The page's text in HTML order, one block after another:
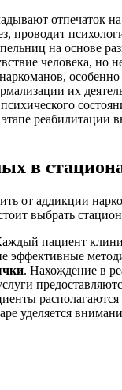
отпечаток
проводит
на основе
человека, но
их
реабилитации
в
от аддикции
выбрать
пациент
эффективные
. Нахождение в
уделяется